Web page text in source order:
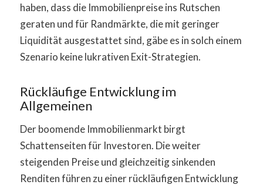
haben, dass die Immobilienpreise ins Rutschen
geraten und für Randmärkte, die mit geringer
Liquidität ausgestattet sind, gäbe es in solch einem
Szenario keine lukrativen Exit-Strategien.
Rückläufige Entwicklung im
Allgemeinen
Der boomende Immobilienmarkt birgt
Schattenseiten für Investoren. Die weiter
steigenden Preise und gleichzeitig sinkenden
Renditen führen zu einer rückläufigen Entwicklung